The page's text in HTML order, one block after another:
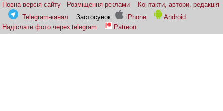
Повна версія сайту Розміщення реклами
Контакти, автори, редакція
Telegram-канал
Застосунок: iPhone
Android
Надіслати фото через telegram
Patreon